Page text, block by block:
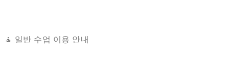
🧘 일반 수업 이용 안내